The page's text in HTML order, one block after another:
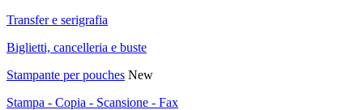
Transfer e serigrafia
Biglietti, cancelleria e buste
Stampante per pouches New
Stampa - Copia - Scansione - Fax